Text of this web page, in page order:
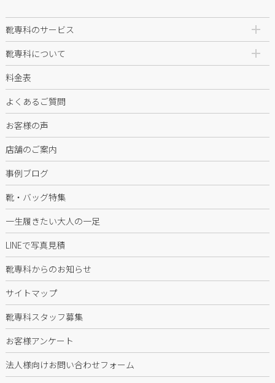
靴専科のサービス
靴専科について
料金表
よくあるご質問
お客様の声
店舗のご案内
事例ブログ
靴・バッグ特集
一生履きたい大人の一足
LINEで写真見積
靴専科からのお知らせ
サイトマップ
靴専科スタッフ募集
お客様アンケート
法人様向けお問い合わせフォーム